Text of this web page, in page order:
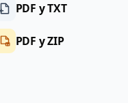
PDF у TXT
PDF у ZIP